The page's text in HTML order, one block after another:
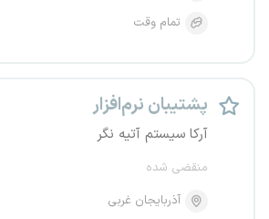
تمام وقت
پشتیبان نرم‌افزار
آرکا سیستم آتیه نگر
منقضی شده
آذربایجان غربی